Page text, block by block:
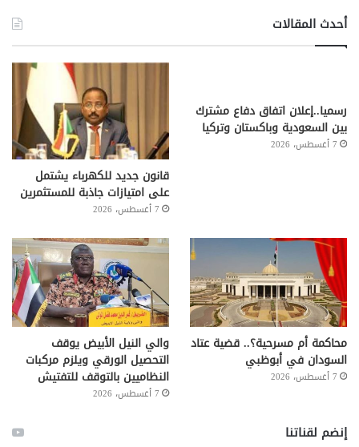
أحدث المقالات
رسميا..إعلان اتفاق دفاع مشترك
بين السعودية وباكستان وتركيا
7 أغسطس، 2026
قانون جديد للكهرباء يشتمل
على امتيازات جاذبة للمستثمرين
7 أغسطس، 2026
محاكمة أم مسرحية؟.. قضية عتاد
السودان في أبوظبي
7 أغسطس، 2026
والي النيل الأبيض يوقف
التحصيل الورقي ويلزم مركبات
النظاميين بالتوقف للتفتيش
7 أغسطس، 2026
إنضم لقناتنا